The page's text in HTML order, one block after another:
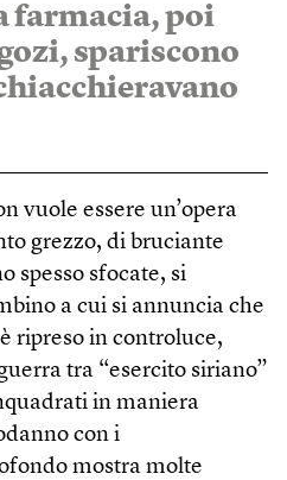
farmacia, poi
spariscono
vuole essere un’opera
grezzo, di bruciante
spesso sfocate, si
a cui si annuncia che
ripreso in controluce,
tra “esercito siriano”
in maniera
con i
mostra molte